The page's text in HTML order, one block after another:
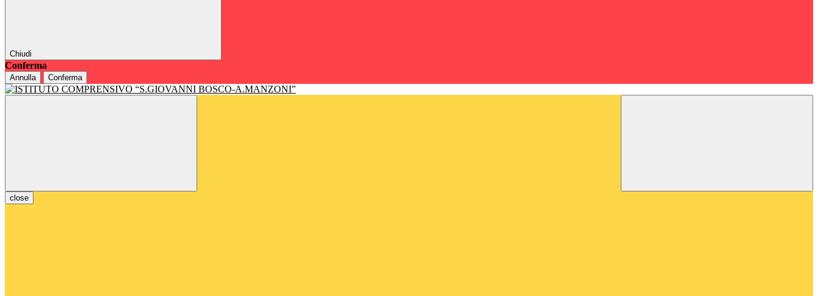
Chiudi
Conferma
Annulla Conferma
close